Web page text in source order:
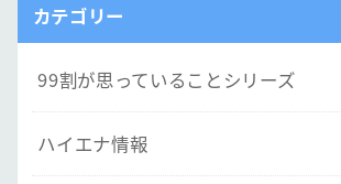
カテゴリー
99割が思っていることシリーズ
ハイエナ情報